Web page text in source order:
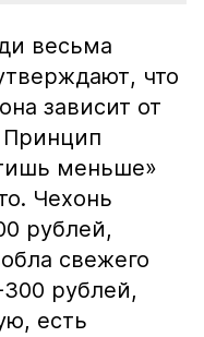
весьма
что
зависит от
Принцип
меньше»
Чехонь
рублей,
свежего
рублей,
есть